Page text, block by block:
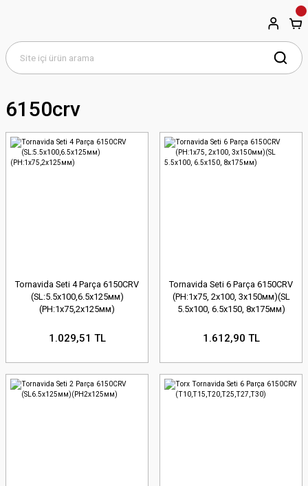
6150crv
Tornavida Seti 4 Parça 6150CRV
(SL:5.5х100,6.5х125мм)
(PH:1х75,2х125мм)
1.029,51 TL
Tornavida Seti 6 Parça 6150CRV
(PH:1x75, 2x100, 3x150мм)(SL
5.5х100, 6.5х150, 8х175мм)
1.612,90 TL